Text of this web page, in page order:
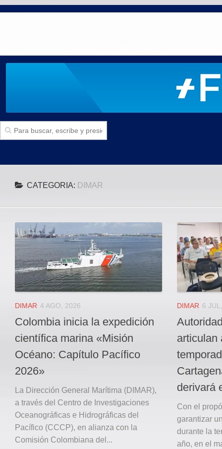
Politica
Local
Deportes
JUDICIAL
ÁREA METROPOLITANA
REGIONAL
DEPARTAMENTAL
Internacional
OPINIÓN
Contactenos
facebook
Twitter
Instagram
Registro ISSN: 2711-3299
CATEGORIA: DIMAR
DIMAR 4 AGO, 2026
Colombia inicia la expedición
científica marina «Misión
Océano: Capítulo Pacífico
2026»
La Dirección General Marítima (DIMAR),
a través del Centro de Investigaciones
Oceanográficas e Hidrográficas del
Pacífico (CCCP), en alianza con la
Comisión Colombiana del...
DIMAR 6
articulan
derivará
Con el
garantizar
durante la
año, en el